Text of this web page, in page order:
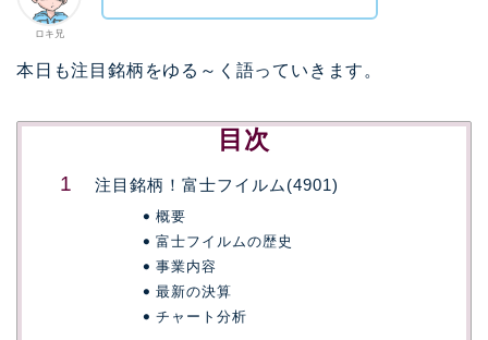
ロキ兄
本日も注目銘柄をゆる～く語っていきます。
目次
注目銘柄！富士フイルム(4901)
概要
富士フイルムの歴史
事業内容
最新の決算
チャート分析